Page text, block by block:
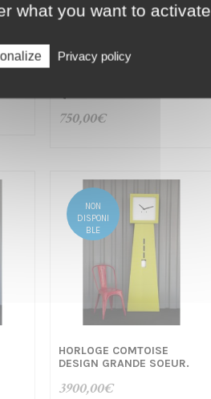
HORLOGE GEANTE
750,00€
NON
DISPONI
BLE
HORLOGE COMTOISE
DESIGN GRANDE SOEUR.
3900,00€
what you want to activate
Privacy policy